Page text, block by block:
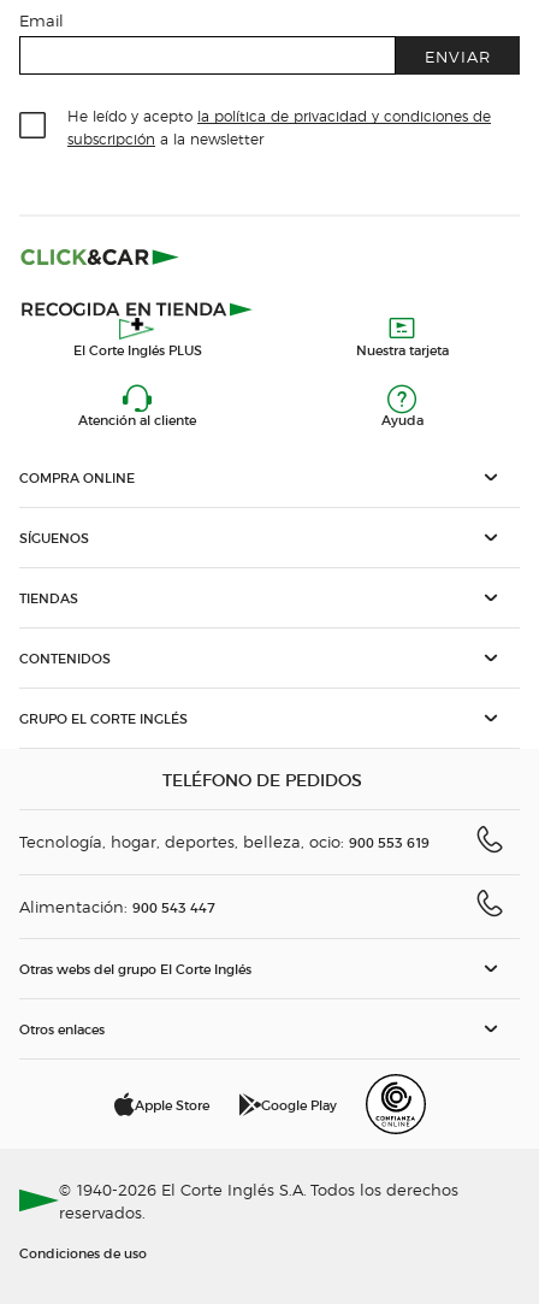
Email
ENVIAR
He leído y acepto la política de privacidad y condiciones de
subscripción a la newsletter
El Corte Inglés PLUS Nuestra tarjeta
Atención al cliente Ayuda
COMPRA ONLINE
SÍGUENOS
TIENDAS
CONTENIDOS
GRUPO EL CORTE INGLÉS
TELÉFONO DE PEDIDOS
Tecnología, hogar, deportes, belleza, ocio: 900 553 619
Alimentación: 900 543 447
Otras webs del grupo El Corte Inglés
Otros enlaces
Apple Store Google Play
© 1940-2026 El Corte Inglés S.A. Todos los derechos
reservados.
Condiciones de uso